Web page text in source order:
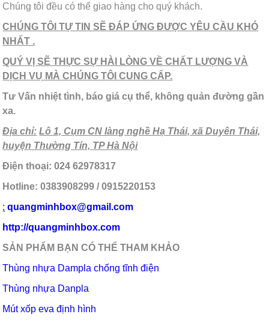
Chúng tôi đều có thể giao hàng cho quý khách.
CHÚNG TÔI TỰ TIN SẼ ĐÁP ỨNG ĐƯỢC YÊU CẦU KHÓ
NHẤT .
QUÝ VỊ SẼ THỰC SỰ HÀI LÒNG VỀ CHẤT LƯỢNG VÀ
DỊCH VỤ MÀ CHÚNG TÔI CUNG CẤP.
Tư Vấn nhiệt tình, báo giá cụ thể, không quản đường gần
xa.
Địa chỉ: Lô 1, Cụm CN làng nghề Hạ Thái, xã Duyên Thái,
huyện Thường Tín, TP Hà Nội
Điện thoại: 024 62978317
Hotline: 0383908299 / 0915220153
: quangminhbox@gmail.com
http://quangminhbox.com
SẢN PHẨM BẠN CÓ THỂ THAM KHẢO
Thùng nhựa Dampla chống tĩnh điện
Thùng nhựa Danpla
Mút xốp eva định hình